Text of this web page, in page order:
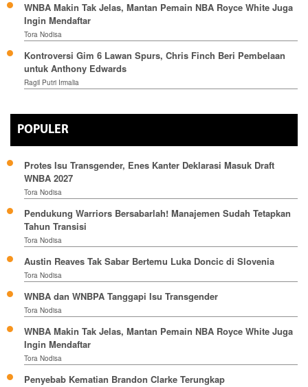
WNBA Makin Tak Jelas, Mantan Pemain NBA Royce White Juga
Ingin Mendaftar
Tora Nodisa
Kontroversi Gim 6 Lawan Spurs, Chris Finch Beri Pembelaan
untuk Anthony Edwards
Ragil Putri Irmalia
POPULER
Protes Isu Transgender, Enes Kanter Deklarasi Masuk Draft
WNBA 2027
Tora Nodisa
Pendukung Warriors Bersabarlah! Manajemen Sudah Tetapkan
Tahun Transisi
Tora Nodisa
Austin Reaves Tak Sabar Bertemu Luka Doncic di Slovenia
Tora Nodisa
WNBA dan WNBPA Tanggapi Isu Transgender
Tora Nodisa
WNBA Makin Tak Jelas, Mantan Pemain NBA Royce White Juga
Ingin Mendaftar
Tora Nodisa
Penyebab Kematian Brandon Clarke Terungkap